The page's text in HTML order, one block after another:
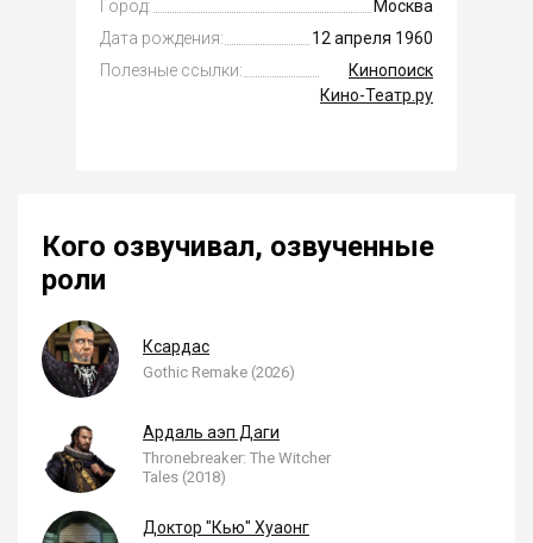
Город:
Москва
Дата рождения:
12 апреля 1960
Полезные ссылки:
Кинопоиск
Кино-Театр.ру
Кого озвучивал, озвученные
роли
Ксардас
Gothic Remake (2026)
Ардаль аэп Даги
Thronebreaker: The Witcher
Tales (2018)
Доктор "Кью" Хуаонг